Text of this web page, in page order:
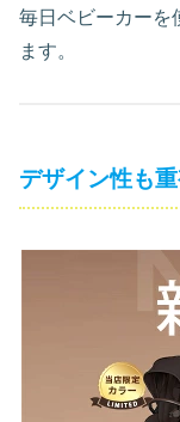
毎日ベビーカーを
ます。
デザイン性も